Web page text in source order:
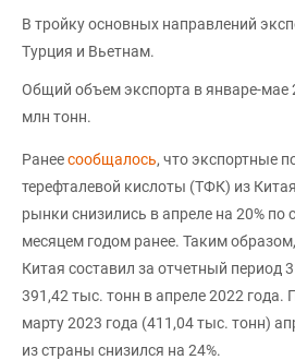
В тройку основных направлений
Турция и Вьетнам.
Общий объем экспорта в январе-мае
млн тонн.
Ранеесообщалось, что экспортные
терефталевой кислоты (ТФК) из
рынки снизились в апреле на 20% по
месяцем годом ранее. Таким
Китая составил за отчетный период
391,42 тыс. тонн в апреле 2022
марту 2023 года (411,04 тыс. тонн)
из страны снизился на 24%.